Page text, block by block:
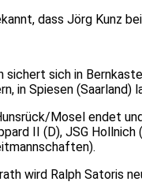
dass Jörg Kunz
sich in
in Spiesen
Mosel endet
II (D), JSG
wird Ralph Satoris